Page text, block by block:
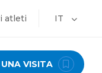
atleti IT
VISITA